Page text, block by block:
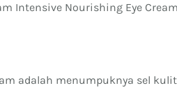
Intensive Nourishing Eye
adalah menumpuknya sel